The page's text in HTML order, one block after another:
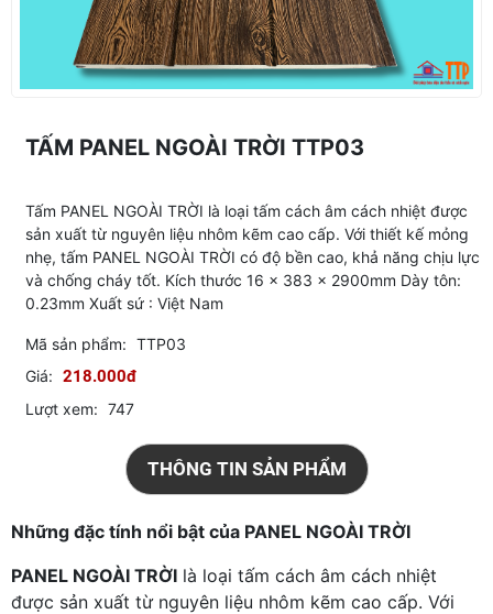
TẤM PANEL NGOÀI TRỜI TTP03
Tấm PANEL NGOÀI TRỜI là loại tấm cách âm cách nhiệt được
sản xuất từ nguyên liệu nhôm kẽm cao cấp. Với thiết kế mỏng
nhẹ, tấm PANEL NGOÀI TRỜI có độ bền cao, khả năng chịu lực
và chống cháy tốt. Kích thước 16 x 383 x 2900mm Dày tôn:
0.23mm Xuất sứ : Việt Nam
Mã sản phẩm: TTP03
Giá: 218.000đ
Lượt xem: 747
THÔNG TIN SẢN PHẨM
Những đặc tính nổi bật của PANEL NGOÀI TRỜI
PANEL NGOÀI TRỜI là loại tấm cách âm cách nhiệt
được sản xuất từ nguyên liệu nhôm kẽm cao cấp. Với